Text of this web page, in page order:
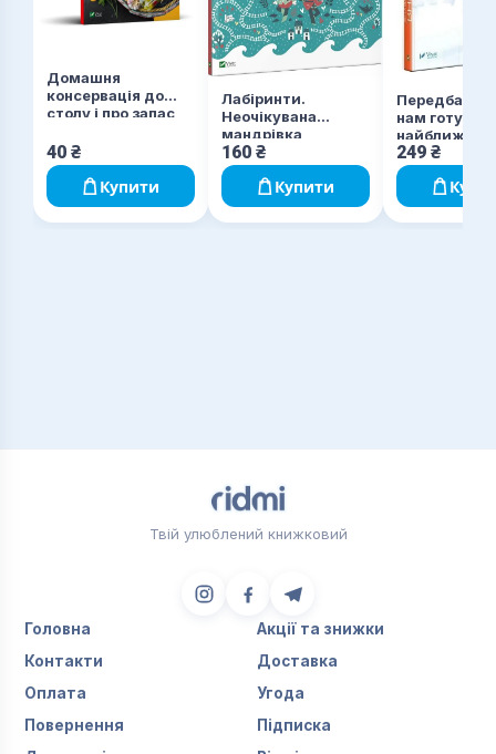
Домашня
консервація до
столу і про запас
40 ₴
Купити
Лабіринти.
Неочікувана
мандрівка
160 ₴
Купити
нам готує
найближче
майбутнє
249 ₴
Твій улюблений книжковий
Головна
Акції та знижки
Контакти
Доставка
Оплата
Угода
Повернення
Підписка